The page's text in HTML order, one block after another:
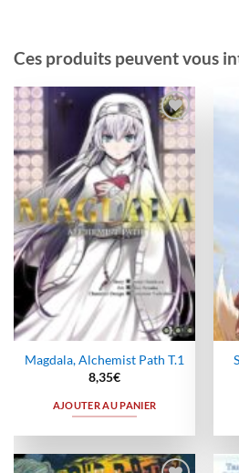
Ces produits peuvent vous
Ajouter
à la
wishlist
Magdala, Alchemist Path T.1
8,35€
AJOUTER AU PANIER